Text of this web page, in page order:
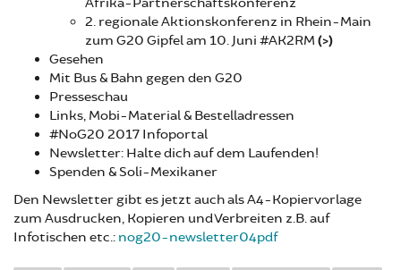
2. regionale Aktionskonferenz in Rhein-Main
zum G20 Gipfel am 10. Juni #AK2RM (>)
Gesehen
Mit Bus & Bahn gegen den G20
Presseschau
Links, Mobi-Material & Bestelladressen
#NoG20 2017 Infoportal
Newsletter: Halte dich auf dem Laufenden!
Spenden & Soli-Mexikaner
Den Newsletter gibt es jetzt auch als A4-Kopiervorlage
zum Ausdrucken, Kopieren und Verbreiten z.B. auf
Infotischen etc.: nog20-newsletter04pdf